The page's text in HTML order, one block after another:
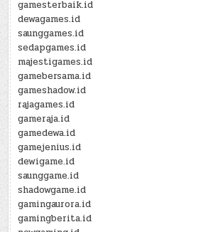
gamesterbaik.id
dewagames.id
saunggames.id
sedapgames.id
majestigames.id
gamebersama.id
gameshadow.id
rajagames.id
gameraja.id
gamedewa.id
gamejenius.id
dewigame.id
saunggame.id
shadowgame.id
gamingaurora.id
gamingberita.id